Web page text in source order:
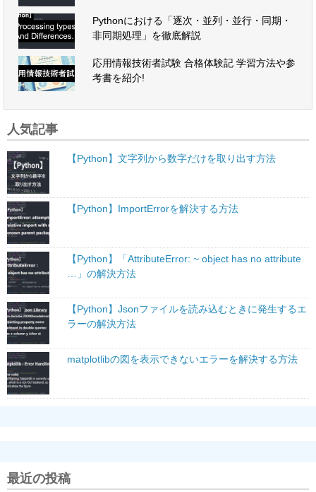
Pythonにおける「逐次・並列・並行・同期・
非同期処理」を徹底解説
応用情報技術者試験 合格体験記 学習方法や参
考書を紹介!
人気記事
【Python】文字列から数字だけを取り出す方法
【Python】ImportErrorを解決する方法
【Python】「AttributeError: ~ object has no attribute
…」の解決方法
【Python】Jsonファイルを読み込むときに発生するエ
ラーの解決方法
matplotlibの図を表示できないエラーを解決する方法
最近の投稿